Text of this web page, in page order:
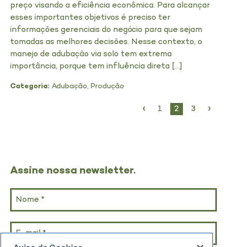
preço visando a eficiência econômica. Para alcançar
esses importantes objetivos é preciso ter
informações gerenciais do negócio para que sejam
tomadas as melhores decisões. Nesse contexto, o
manejo de adubação via solo tem extrema
importância, porque tem influência direta […]
Categoria: Adubação, Produção
‹ 1 2 3 ›
Assine nossa newsletter.